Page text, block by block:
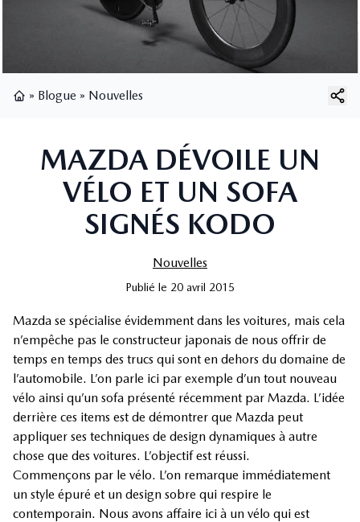
» Blogue » Nouvelles
MAZDA DÉVOILE UN
VÉLO ET UN SOFA
SIGNÉS KODO
Nouvelles
Publié le 20 avril 2015
Mazda se spécialise évidemment dans les voitures, mais cela
n’empêche pas le constructeur japonais de nous offrir de
temps en temps des trucs qui sont en dehors du domaine de
l’automobile. L’on parle ici par exemple d’un tout nouveau
vélo ainsi qu’un sofa présenté récemment par Mazda. L’idée
derrière ces items est de démontrer que Mazda peut
appliquer ses techniques de design dynamiques à autre
chose que des voitures. L’objectif est réussi.
Commençons par le vélo. L’on remarque immédiatement
un style épuré et un design sobre qui respire le
contemporain. Nous avons affaire ici à un vélo qui est